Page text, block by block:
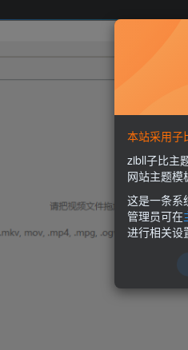
本站采用子
zibll子比主
网站主题模
这是一条系
管理员可在
进行相关设